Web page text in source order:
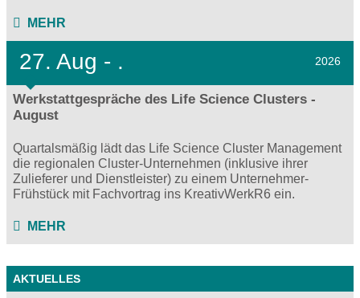
MEHR
27. Aug - . 2026
Werkstattgespräche des Life Science Clusters -
August
Quartalsmäßig lädt das Life Science Cluster Management
die regionalen Cluster-Unternehmen (inklusive ihrer
Zulieferer und Dienstleister) zu einem Unternehmer-
Frühstück mit Fachvortrag ins KreativWerkR6 ein.
MEHR
AKTUELLES